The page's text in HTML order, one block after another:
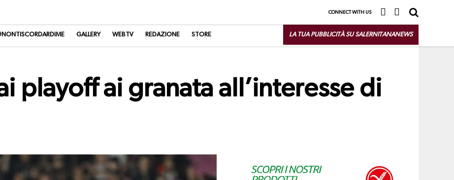
CONNECT WITH US
GALLERY WEBTV REDAZIONE STORE LA TUA PUBBLICITÀ SU SALERNITANANEWS
playoff ai granata all’interesse di